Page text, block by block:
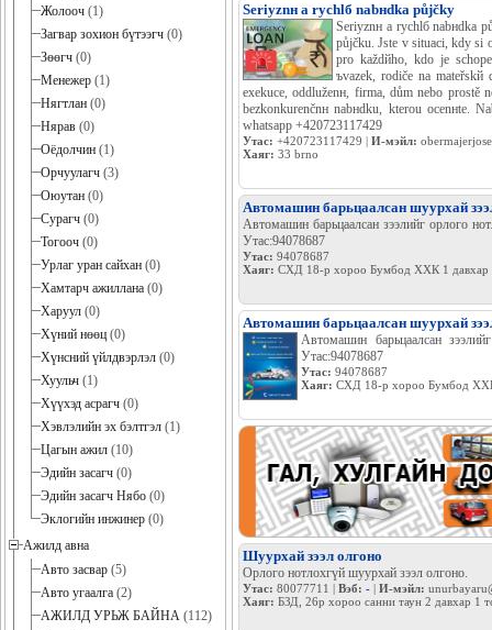
Жолооч (1)
Загвар зохион бүтээгч (0)
Зөөгч (0)
Менежер (1)
Нягтлан (0)
Нярав (0)
Оёдолчин (1)
Орчуулагч (3)
Оюутан (0)
Сурагч (0)
Тогооч (0)
Урлаг уран сайхан (0)
Хамтарч ажиллана (0)
Харуул (0)
Хүний нөөц (0)
Хүнсний үйлдвэрлэл (0)
Хуульч (1)
Хүүхэд асрагч (0)
Хэвлэлийн эх бэлтгэл (1)
Цагын ажил (10)
Эдийн засагч (0)
Эдийн засагч Нябо (0)
Эклогийн инжинер (0)
Ажилд авна
Авто засвар (5)
Авто угаалга (2)
АЖИЛД УРЬЖ БАЙНА (112)
Seriуznн a rychlб nabнdka půjčky
Seriуznн a rychlб nabнdka
půjčku. Jste v situaci, kdy si
pro každйho, kdo je
ъvazek, rodiče na
exekuce, oddluženн, firma, dům nebo prostě
bezkonkurenčnн nabнdku, kterou ocenнte.
whatsapp +420723117429
Утас: +420723117429 | И-мэйл:
Хаяг: 33 brno
Автомашин барьцаалсан шуурхай
Автомашин барьцаалсан зээлийг орлого
Утас:94078687
Утас: 94078687
Хаяг: СХД 18-р хороо Бумбод ХХК 1 давхар
Автомашин барьцаалсан шуурхай
Автомашин барьцаалсан
Утас:94078687
Утас: 94078687
Хаяг: СХД 18-р хороо Бумбод
Шуурхай зээл олгоно
Орлого нотлохгүй шуурхай зээл олгоно.
Утас: 80077711 | Вэб: - | И-мэйл:
Хаяг: БЗД, 26р хороо санни таун 2 давхар 1